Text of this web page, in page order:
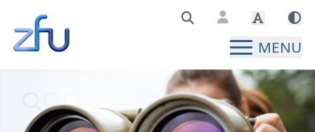
Zentralstelle für Fernunterricht Hauptseite
MENU